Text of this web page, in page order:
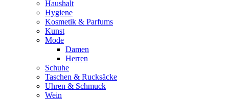
Haushalt
Hygiene
Kosmetik & Parfums
Kunst
Mode
Damen
Herren
Schuhe
Taschen & Rucksäcke
Uhren & Schmuck
Wein